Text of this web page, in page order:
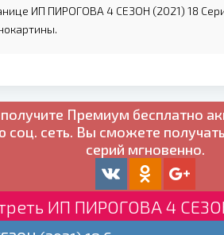
ИП ПИРОГОВА 4 СЕЗОН (2021) 18
Премиум бесплатно
соц. сеть. Вы сможете
серий мгновенно.
ИП ПИРОГОВА 4